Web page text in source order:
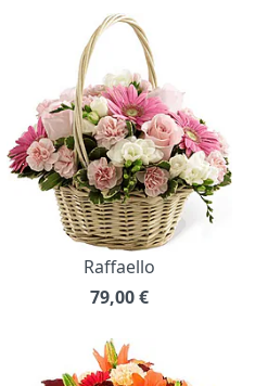
Raffaello
79,00€